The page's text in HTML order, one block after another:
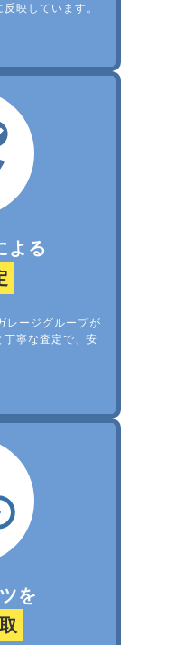
映しています。
よる
レージグループが
丁寧な査定で、安
を